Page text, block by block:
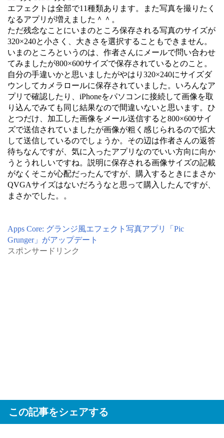
エフェクトは全部で11種類あります。また写真を撮りたく
なるアプリが増えました＾＾。
ただ残念なことにいまのところ保存される写真のサイズが
320×240と小さく、大きさを選択することもできません。
いまのところというのは、作者さんにメールで問い合わせ
てみましたが800×600サイズで保存されているとのこと。
自分の手違いかと思いましたがやはり320×240にサイズダ
ウンしてカメラロールに保存されていました。いろんなア
プリで確認したり、iPhoneをパソコンに接続して画像を取
り込んでみても同じ結果なので間違いないと思います。ひ
とつだけ、加工した画像をメール送信すると800×600サイ
ズで送信されていましたが画像が粗く感じられるので拡大
して送信しているのでしょうか。その辺は作者さんの返答
待ちなんですが、気に入ったアプリなのでいい方向に向か
うとうれしいですね。説明に保存される画像サイズの記載
がなくそこが心配だったんですが、購入するときにまさか
QVGAサイズはないだろうなと思って購入したんですが、
まさかでした。。
Apps Core: グランジ風エフェクト写真アプリ「Pic
Grunger」がアップデート
スポンサードリンク
この記事をシェアする